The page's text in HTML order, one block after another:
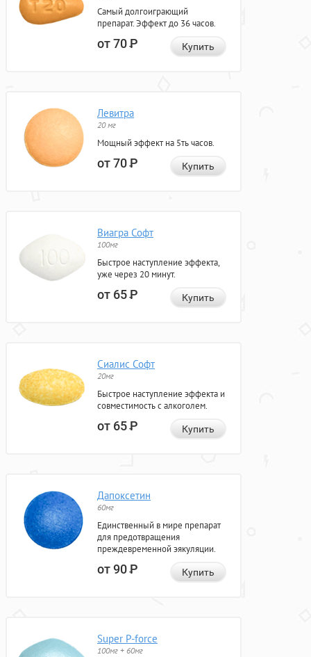
Самый долгоиграющий
препарат. Эффект до 36 часов.
от 70Р Купить
Левитра
20 мг
Мощный эффект на 5ть часов.
от 70Р Купить
Виагра Софт
100мг
Быстрое наступление эффекта,
уже через 20 минут.
от 65Р Купить
Сиалис Софт
20мг
Быстрое наступление эффекта и
совместимость с алкоголем.
от 65Р Купить
Дапоксетин
60мг
Единственный в мире препарат
для предотвращения
преждевременной эякуляции.
от 90Р Купить
Super P-force
100мг + 60мг